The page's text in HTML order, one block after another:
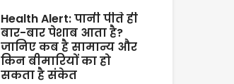
Health Alert: पानी पीते ही
बार-बार पेशाब आता है?
जानिए कब है सामान्य और
किन बीमारियों का हो
सकता है संकेत